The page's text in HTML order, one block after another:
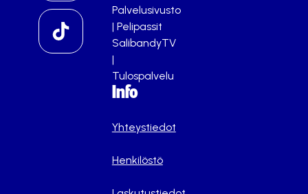
Palvelusivusto
| Pelipassit
SalibandyTV
|
Tulospalvelu
Info
Yhteystiedot
Henkilöstö